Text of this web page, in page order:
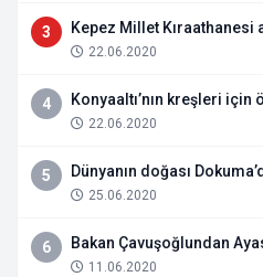
3 Kepez Millet Kıraathanesi
22.06.2020
4 Konyaaltı’nın kreşleri için
22.06.2020
5 Dünyanın doğası
25.06.2020
6 Bakan Çavuşoğlundan
11.06.2020